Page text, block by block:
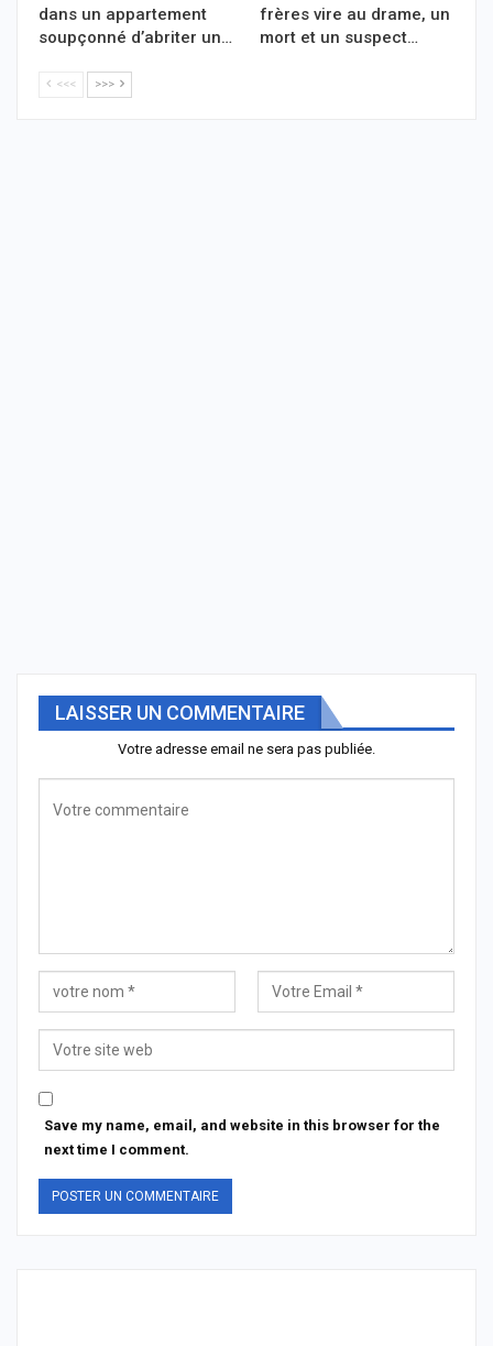
dans un appartement
soupçonné d’abriter un…
frères vire au drame, un
mort et un suspect…
<<< >>>
LAISSER UN COMMENTAIRE
Votre adresse email ne sera pas publiée.
Save my name, email, and website in this browser for the
next time I comment.